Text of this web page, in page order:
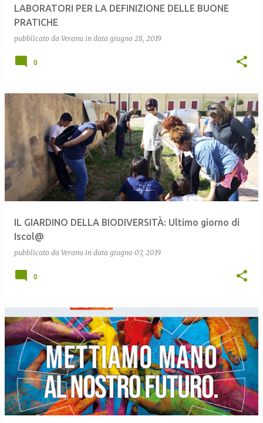
LABORATORI PER LA DEFINIZIONE DELLE BUONE
PRATICHE
pubblicato da Veranu in data giugno 28, 2019
0
IL GIARDINO DELLA BIODIVERSITÀ: Ultimo giorno di
Iscol@
pubblicato da Veranu in data giugno 07, 2019
0